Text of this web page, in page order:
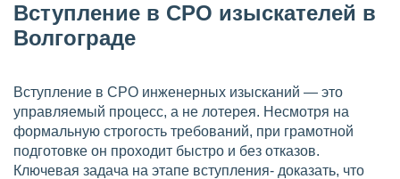
Вступление в СРО изыскателей в
Волгограде
Вступление в СРО инженерных изысканий — это
управляемый процесс, а не лотерея. Несмотря на
формальную строгость требований, при грамотной
подготовке он проходит быстро и без отказов.
Ключевая задача на этапе вступления- доказать, что